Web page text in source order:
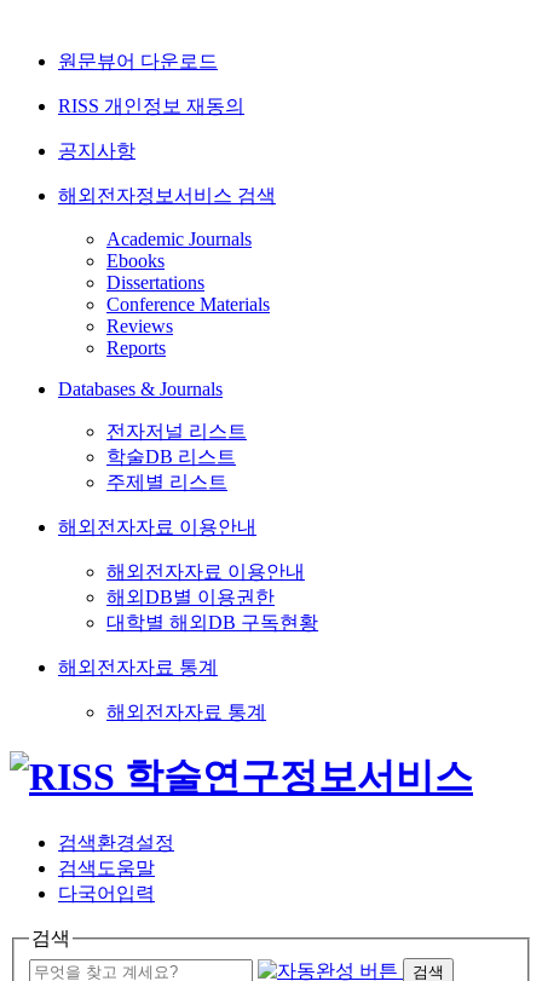
원문뷰어 다운로드
RISS 개인정보 재동의
공지사항
해외전자정보서비스 검색
Academic Journals
Ebooks
Dissertations
Conference Materials
Reviews
Reports
Databases & Journals
전자저널 리스트
학술DB 리스트
주제별 리스트
해외전자자료 이용안내
해외전자자료 이용안내
해외DB별 이용권한
대학별 해외DB 구독현황
해외전자자료 통계
해외전자자료 통계
검색환경설정
검색도움말
다국어입력
검색
검색